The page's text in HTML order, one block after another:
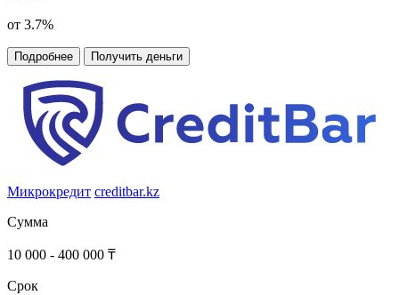
от 3.7%
Подробнее Получить деньги
Микрокредит creditbar.kz
Сумма
10 000 - 400 000 ₸
Срок